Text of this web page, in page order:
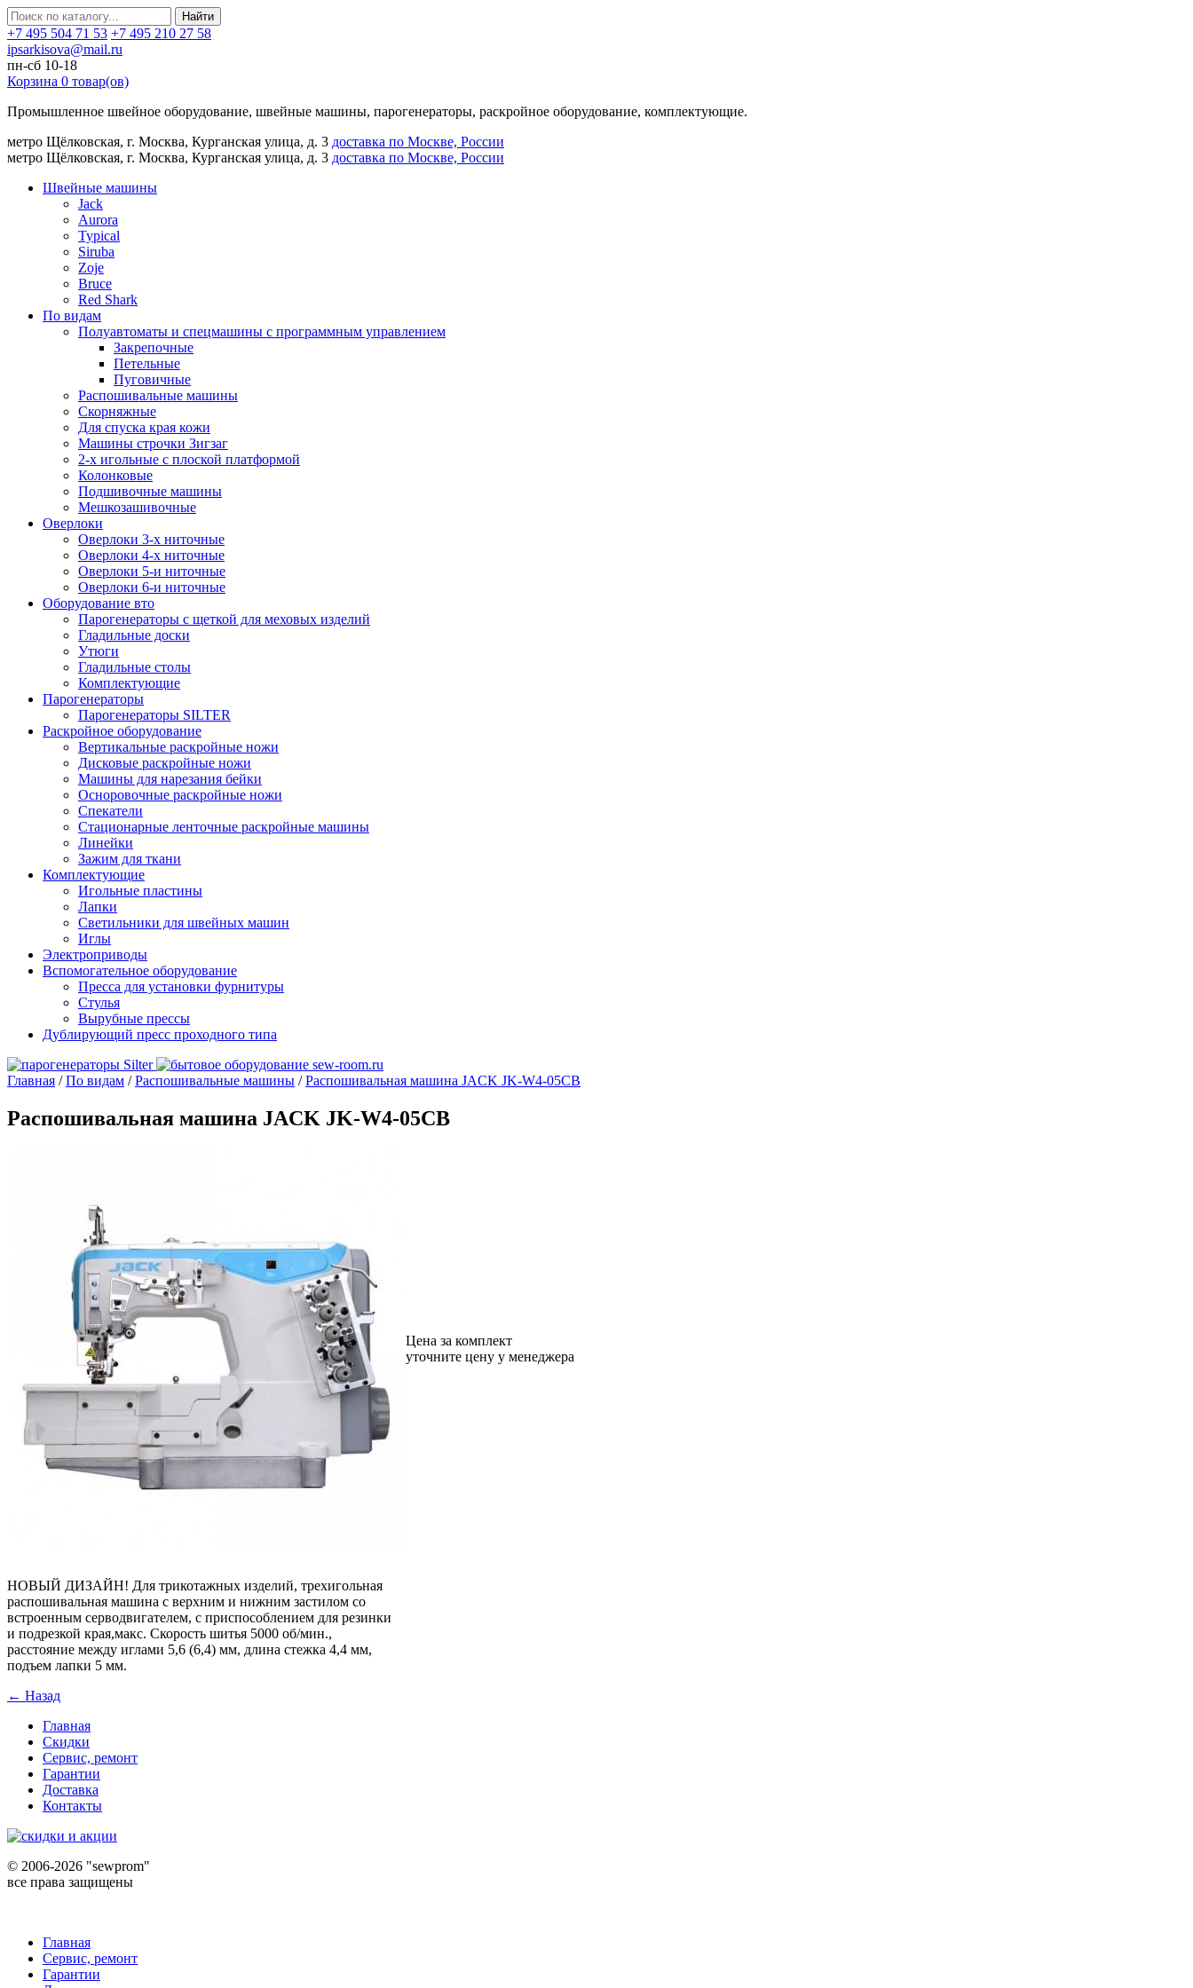
Найти
+7 495 504 71 53 +7 495 210 27 58
ipsarkisova@mail.ru
пн-сб 10-18
Корзина 0 товар(ов)
Промышленное швейное оборудование, швейные машины, парогенераторы, раскройное оборудование, комплектующие.
метро Щёлковская, г. Москва, Курганская улица, д. 3 доставка по Москве, России
метро Щёлковская, г. Москва, Курганская улица, д. 3 доставка по Москве, России
Швейные машины
Jack
Aurora
Typical
Siruba
Zoje
Bruce
Red Shark
По видам
Полуавтоматы и спецмашины с программным управлением
Закрепочные
Петельные
Пуговичные
Распошивальные машины
Скорняжные
Для спуска края кожи
Машины строчки Зигзаг
2-х игольные с плоской платформой
Колонковые
Подшивочные машины
Мешкозашивочные
Оверлоки
Оверлоки 3-х ниточные
Оверлоки 4-х ниточные
Оверлоки 5-и ниточные
Оверлоки 6-и ниточные
Оборудование вто
Парогенераторы с щеткой для меховых изделий
Гладильные доски
Утюги
Гладильные столы
Комплектующие
Парогенераторы
Парогенераторы SILTER
Раскройное оборудование
Вертикальные раскройные ножи
Дисковые раскройные ножи
Машины для нарезания бейки
Осноровочные раскройные ножи
Спекатели
Стационарные ленточные раскройные машины
Линейки
Зажим для ткани
Комплектующие
Игольные пластины
Лапки
Светильники для швейных машин
Иглы
Электроприводы
Вспомогательное оборудование
Пресса для установки фурнитуры
Стулья
Вырубные прессы
Дублирующий пресс проходного типа
Главная /По видам /Распошивальные машины /Распошивальная машина JACK JK-W4-05CB
Распошивальная машина JACK JK-W4-05CB
Цена за комплект
уточните цену у менеджера
НОВЫЙ ДИЗАЙН! Для трикотажных изделий, трехигольная
распошивальная машина с верхним и нижним застилом со
встроенным серводвигателем, с приспособлением для резинки
и подрезкой края,макс. Скорость шитья 5000 об/мин.,
расстояние между иглами 5,6 (6,4) мм, длина стежка 4,4 мм,
подъем лапки 5 мм.
← Назад
Главная
Скидки
Сервис, ремонт
Гарантии
Доставка
Контакты
© 2006-2026 "sewprom"
все права защищены
Главная
Сервис, ремонт
Гарантии